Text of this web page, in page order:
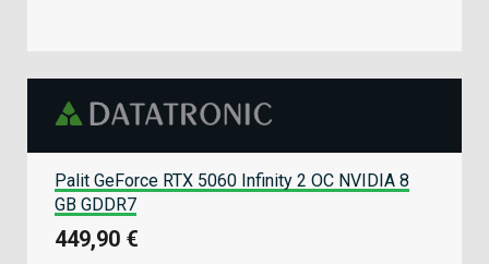
Palit GeForce RTX 5060 Infinity 2 OC NVIDIA 8
GB GDDR7
449,90 €